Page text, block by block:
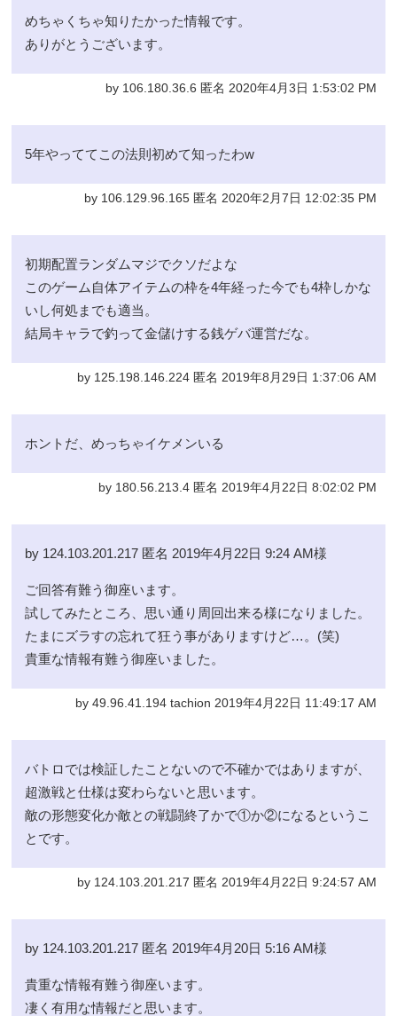
めちゃくちゃ知りたかった情報です。
ありがとうございます。
by 106.180.36.6 匿名 2020年4月3日 1:53:02 PM
5年やっててこの法則初めて知ったわw
by 106.129.96.165 匿名 2020年2月7日 12:02:35 PM
初期配置ランダムマジでクソだよな
このゲーム自体アイテムの枠を4年経った今でも4枠しかな
いし何処までも適当。
結局キャラで釣って金儲けする銭ゲバ運営だな。
by 125.198.146.224 匿名 2019年8月29日 1:37:06 AM
ホントだ、めっちゃイケメンいる
by 180.56.213.4 匿名 2019年4月22日 8:02:02 PM
by 124.103.201.217 匿名 2019年4月22日 9:24 AM様
ご回答有難う御座います。
試してみたところ、思い通り周回出来る様になりました。
たまにズラすの忘れて狂う事がありますけど…。(笑)
貴重な情報有難う御座いました。
by 49.96.41.194 tachion 2019年4月22日 11:49:17 AM
バトロでは検証したことないので不確かではありますが、
超激戦と仕様は変わらないと思います。
敵の形態変化か敵との戦闘終了かで①か②になるというこ
とです。
by 124.103.201.217 匿名 2019年4月22日 9:24:57 AM
by 124.103.201.217 匿名 2019年4月20日 5:16 AM様
貴重な情報有難う御座います。
凄く有用な情報だと思います。